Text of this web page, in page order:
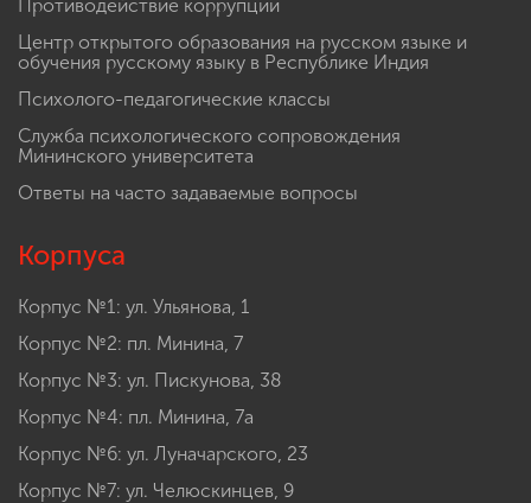
Противодействие коррупции
Центр открытого образования на русском языке и
обучения русскому языку в Республике Индия
Психолого-педагогические классы
Служба психологического сопровождения
Мининского университета
Ответы на часто задаваемые вопросы
Корпуса
Корпус №1: ул. Ульянова, 1
Корпус №2: пл. Минина, 7
Корпус №3: ул. Пискунова, 38
Корпус №4: пл. Минина, 7а
Корпус №6: ул. Луначарского, 23
Корпус №7: ул. Челюскинцев, 9